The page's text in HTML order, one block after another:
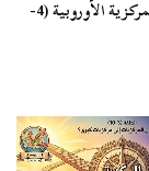
حلم نوال أو المركزية الأوروبية (4-